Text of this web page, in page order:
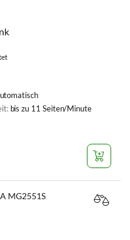
bis zu 11 Seiten/Minute